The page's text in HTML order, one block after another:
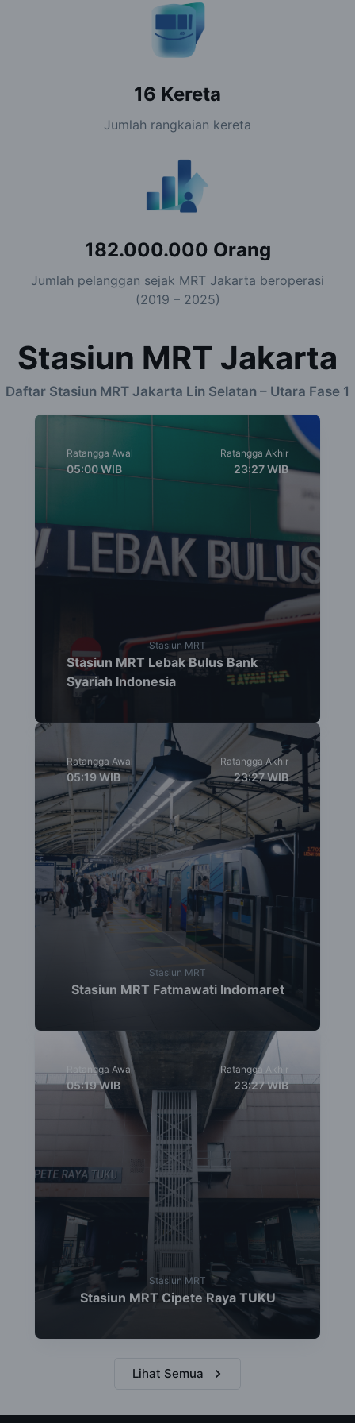
16 Kereta
Jumlah rangkaian kereta
182.000.000 Orang
Jumlah pelanggan sejak MRT Jakarta beroperasi
(2019 – 2025)
Stasiun MRT Jakarta
Daftar Stasiun MRT Jakarta Lin Selatan – Utara Fase 1
Ratangga Awal
05:00WIB
Ratangga Akhir
23:27WIB
Stasiun MRT
Stasiun MRT Lebak Bulus Bank
Syariah Indonesia
Ratangga Awal
05:19WIB
Ratangga Akhir
23:27WIB
Stasiun MRT
Stasiun MRT Fatmawati Indomaret
Ratangga Awal
05:19WIB
Ratangga Akhir
23:27WIB
Stasiun MRT
Stasiun MRT Cipete Raya TUKU
Lihat Semua